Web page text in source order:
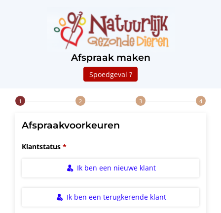
Afspraak maken
Spoedgeval ?
Step 1 of 4
Afspraakvoorkeuren
Klantstatus
Ik ben een nieuwe klant
Ik ben een terugkerende klant